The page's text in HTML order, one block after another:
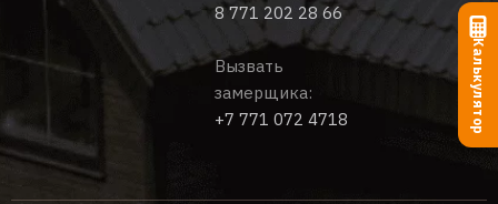
8 771 202 28 66
Вызвать
замерщика:
+7 771 072 4718
Калькулятор